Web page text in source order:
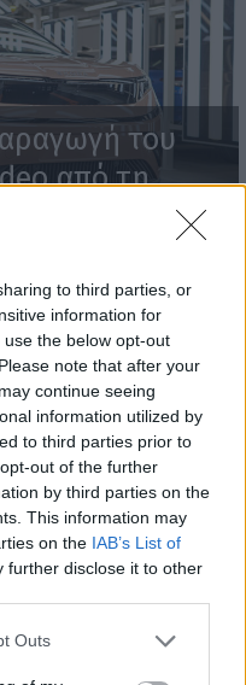
to third parties, or
information for
the below opt-out
note that after your
continue seeing
information utilized by
to third parties prior to
out of the further
by third parties on the
This information may
on the IAB’s List of
further disclose it to other
Outs
του
από τη